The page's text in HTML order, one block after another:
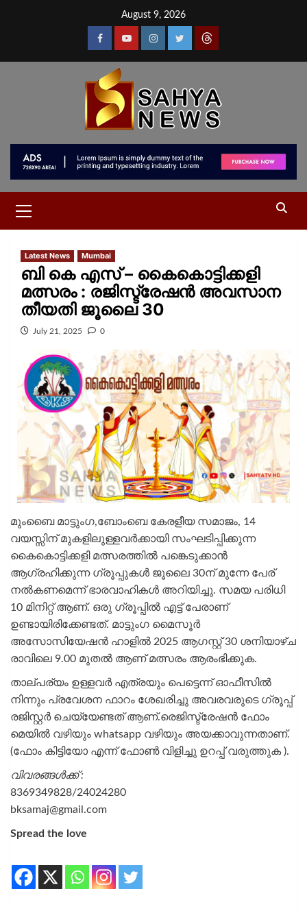
August 9, 2026
Latest News Mumbai
ബി കെ എസ് – കൈകൊട്ടിക്കളി
മത്സരം : രജിസ്ട്രേഷൻ അവസാന
തീയതി ജൂലൈ 30
July 21, 2025 0
മുംബൈ മാട്ടുംഗ,ബോംബെ കേരളീയ സമാജം, 14
വയസ്സിന് മുകളിലുള്ളവർക്കായി സംഘടിപ്പിക്കുന്ന
കൈകൊട്ടിക്കളി മത്സരത്തിൽ പങ്കെടുക്കാൻ
ആഗ്രഹിക്കുന്ന ഗ്രൂപ്പുകൾ ജൂലൈ 30ന് മുന്നേ പേര്
നൽകണമെന്ന് ഭാരവാഹികൾ അറിയിച്ചു. സമയ പരിധി
10 മിനിറ്റ് ആണ്. ഒരു ഗ്രൂപ്പിൽ എട്ട് പേരാണ്
ഉണ്ടായിരിക്കേണ്ടത്. മാട്ടുംഗ മൈസൂർ
അസോസിയേഷൻ ഹാളിൽ 2025 ആഗസ്റ്റ് 30 ശനിയാഴ്ച
രാവിലെ 9.00 മുതൽ ആണ് മത്സരം ആരംഭിക്കുക.
താല്പര്യം ഉള്ളവർ എത്രയും പെട്ടെന്ന് ഓഫീസിൽ
നിന്നും പ്രവേശന ഫാറം ശേഖരിച്ചു അവരവരുടെ ഗ്രൂപ്പ്‌
രജിസ്റ്റർ ചെയ്യേണ്ടത് ആണ്.രെജിസ്ട്രേഷൻ ഫോം
മെയിൽ വഴിയും whatsapp വഴിയും അയക്കാവുന്നതാണ്.
(ഫോം കിട്ടിയോ എന്ന് ഫോൺ വിളിച്ചു ഉറപ്പ് വരുത്തുക ).
വിവരങ്ങൾക്ക് :
8369349828/24024280
bksamaj@gmail.com
Spread the love